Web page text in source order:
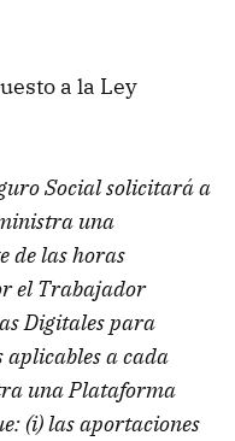
a la Ley
Social solicitará a
una
de las horas
el Trabajador
Digitales para
a cada
una Plataforma
(i) las aportaciones